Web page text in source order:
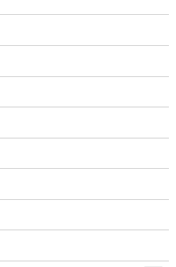
ログ
せんが、重なっています。